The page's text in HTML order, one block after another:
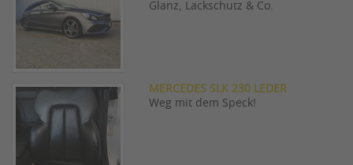
Glanz, Lackschutz & Co.
MERCEDES SLK 230 LEDER
Weg mit dem Speck!